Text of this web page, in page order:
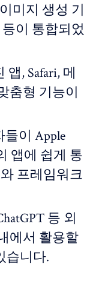
미지 생성 기
이 통합되었
, Safari, 메
춤형 기능이
이 Apple
앱에 쉽게 통
프레임워크
등 외
에서 활용할
습니다.